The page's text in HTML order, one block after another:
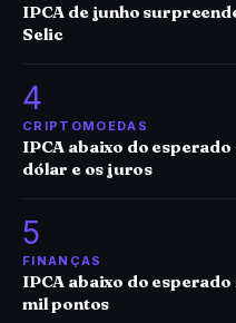
IPCA de junho
Selic
4
CRIPTOMOEDAS
IPCA abaixo do
dólar e os juros
5
FINANÇAS
IPCA abaixo do
mil pontos